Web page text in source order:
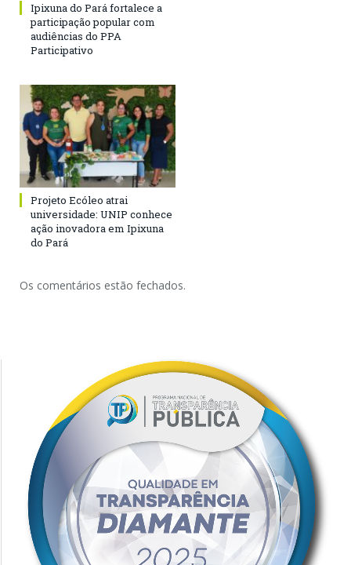
Ipixuna do Pará fortalece a
participação popular com
audiências do PPA
Participativo
Projeto Ecóleo atrai
universidade: UNIP conhece
ação inovadora em Ipixuna
do Pará
Os comentários estão fechados.